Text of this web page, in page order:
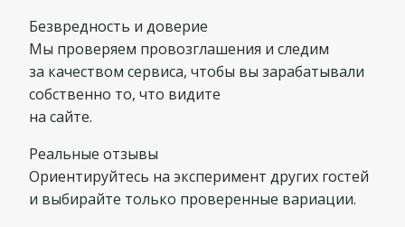
Безвредность и доверие
Мы проверяем провозглашения и следим
за качеством сервиса, чтобы вы зарабатывали
собственно то, что видите
на сайте.
Реальные отзывы
Ориентируйтесь на эксперимент других гостей
и выбирайте только проверенные вариации.